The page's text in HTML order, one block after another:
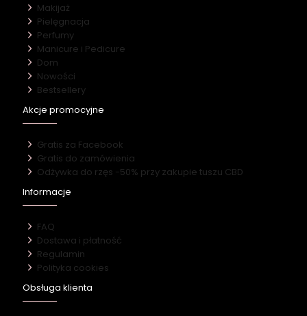
Makijaż
Pielęgnacja
Perfumy
Manicure i Pedicure
Dom
Nowości
Bestsellery
Akcje promocyjne
Gratis za Facebook
Gratis do zamówienia
Odżywka do rzęs -50% przy zakupie tuszu CBD
Informacje
FAQ
Dostawa i płatność
Regulamin
Polityka cookies
Obsługa klienta